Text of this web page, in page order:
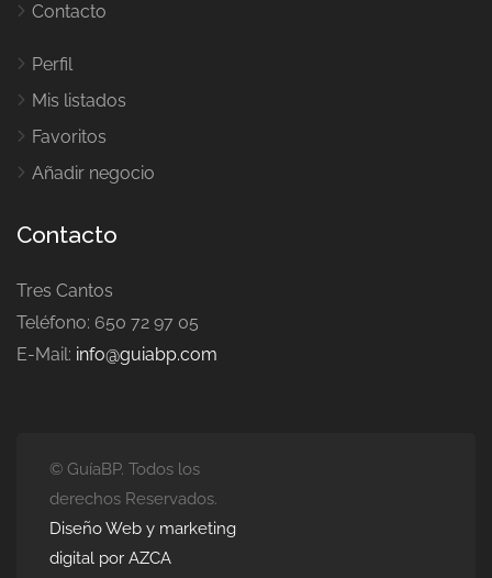
Contacto
Perfil
Mis listados
Favoritos
Añadir negocio
Contacto
Tres Cantos
Teléfono: 650 72 97 05
E-Mail: info@guiabp.com
© GuíaBP. Todos los
derechos Reservados.
Diseño Web y marketing
digital por AZCA